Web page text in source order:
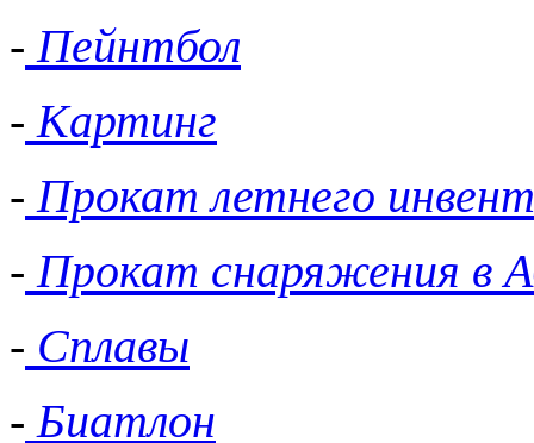
- Пейнтбол
- Картинг
- Прокат летнего
- Прокат снаряжения в
- Сплавы
- Биатлон